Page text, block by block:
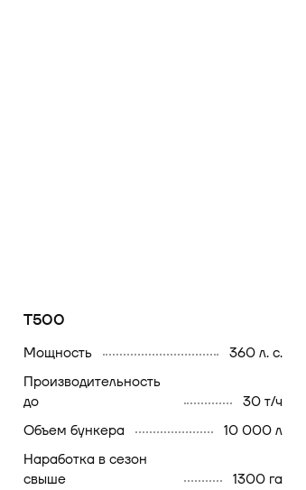
T500
мощность
360 л. с.
производительность
до
30 т/ч
объем бункера
10 000 л
наработка в сезон
свыше
1300 га